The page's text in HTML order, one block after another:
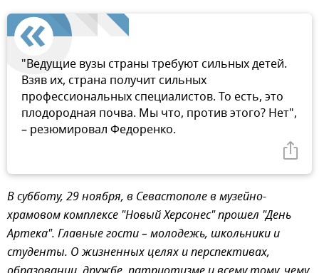
"Ведущие вузы страны требуют сильных детей.
Взяв их, страна получит сильных
профессиональных специалистов. То есть, это
плодородная почва. Мы что, против этого? Нет",
– резюмировал Федоренко.
В субботу, 29 ноября, в Севастополе в музейно-
храмовом комплексе "Новый Херсонес" прошел "День
Артека". Главные гости – молодежь, школьники и
студенты. О жизненных целях и перспективах,